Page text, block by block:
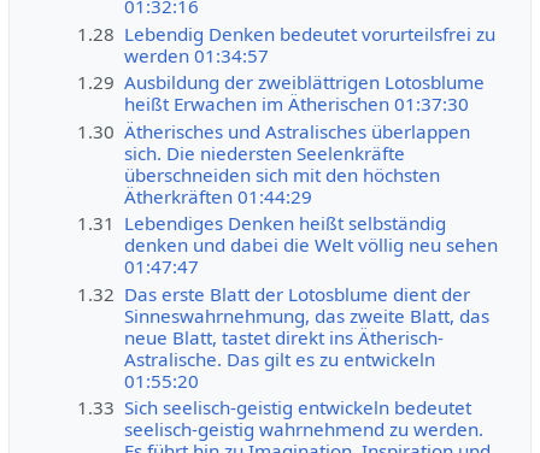
01:32:16
1.28 Lebendig Denken bedeutet vorurteilsfrei zu
werden 01:34:57
1.29 Ausbildung der zweiblättrigen Lotosblume
heißt Erwachen im Ätherischen 01:37:30
1.30 Ätherisches und Astralisches überlappen
sich. Die niedersten Seelenkräfte
überschneiden sich mit den höchsten
Ätherkräften 01:44:29
1.31 Lebendiges Denken heißt selbständig
denken und dabei die Welt völlig neu sehen
01:47:47
1.32 Das erste Blatt der Lotosblume dient der
Sinneswahrnehmung, das zweite Blatt, das
neue Blatt, tastet direkt ins Ätherisch-
Astralische. Das gilt es zu entwickeln
01:55:20
1.33 Sich seelisch-geistig entwickeln bedeutet
seelisch-geistig wahrnehmend zu werden.